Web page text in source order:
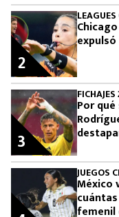
LEAGUES
2
Por
3
JUEGOS
México
femenil